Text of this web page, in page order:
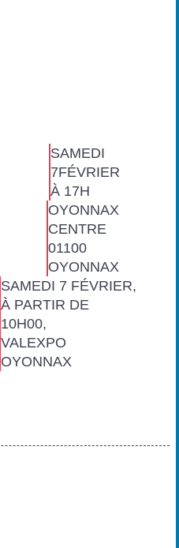
SAMEDI
7FÉVRIER
À 17H
OYONNAX
CENTRE
01100
OYONNAX
SAMEDI 7 FÉVRIER,
À PARTIR DE
10H00,
VALEXPO
OYONNAX